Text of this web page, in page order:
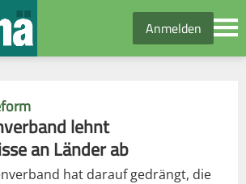
Anmelden
lehnt
an Länder ab
hat darauf gedrängt, die